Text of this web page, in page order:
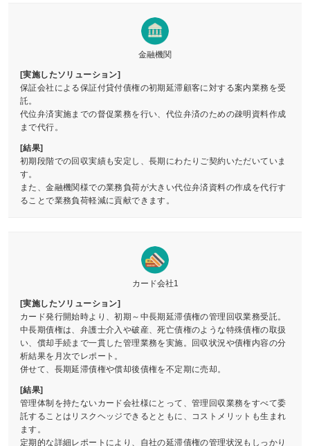
金融機関
[実施したソリューション]
保証会社による保証付貸付債権の初期延滞顧客に対する案内業務を受
託。
代位弁済実施までの督促業務を行い、代位弁済のための疎明資料作成
まで代行。
[結果]
初期段階での回収実績も安定し、長期にわたりご契約いただいていま
す。
また、金融機関様での業務負荷が大きい代位弁済資料の作成を代行す
ることで業務負荷軽減に貢献できます。
カード会社1
[実施したソリューション]
カード発行開始時より、初期～中長期延滞債権の管理回収業務受託。
中長期債権は、弁護士介入や破産、死亡債権のような特殊債権の取扱
い、償却手続まで一貫した管理業務を実施。回収状況や債権内容の分
析結果を月次でレポート。
併せて、長期延滞債権や償却後債権を不定期に売却。
[結果]
管理体制を持たないカード会社様にとって、管理回収業務をすべて委
託することはリスクヘッジできるとともに、コストメリットも生まれ
ます。
定期的な詳細レポートにより、自社の延滞債権の管理状況もしっかり